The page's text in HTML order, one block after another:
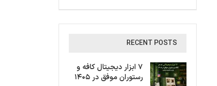
RECENT POSTS
۷ ابزار دیجیتال کافه و
رستوران موفق در ۱۴۰۵